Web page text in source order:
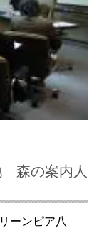
森の案内人
ーンピア八